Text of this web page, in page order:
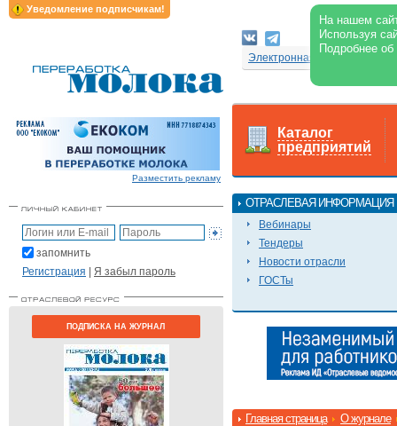
Уведомление подписчикам!
На нашем
Используя
Подробнее
Электронная версия
Разместить рекламу
запомнить
Регистрация | Я забыл пароль
ПОДПИСКА НА ЖУРНАЛ
Каталог
предприятий
ОТРАСЛЕВАЯ ИНФОРМАЦИЯ
Вебинары
Тендеры
Новости отрасли
ГОСТы
Главная страница О журнале